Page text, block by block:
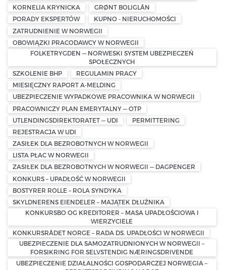
KORNELIA KRYNICKA
GRØNT BOLIGLÅN
PORADY EKSPERTÓW
KUPNO - NIERUCHOMOŚCI
ZATRUDNIENIE W NORWEGII
OBOWIĄZKI PRACODAWCY W NORWEGII
FOLKETRYGDEN — NORWESKI SYSTEM UBEZPIECZEŃ
SPOŁECZNYCH
SZKOLENIE BHP
REGULAMIN PRACY
MIESIĘCZNY RAPORT A-MELDING
UBEZPIECZENIE WYPADKOWE PRACOWNIKA W NORWEGII
PRACOWNICZY PLAN EMERYTALNY — OTP
UTLENDINGSDIREKTORATET — UDI
PERMITTERING
REJESTRACJA W UDI
ZASIŁEK DLA BEZROBOTNYCH W NORWEGII
LISTA PŁAC W NORWEGII
ZASIŁEK DLA BEZROBOTNYCH W NORWEGII — DAGPENGER
KONKURS – UPADŁOŚĆ W NORWEGII
BOSTYRER ROLLE – ROLA SYNDYKA
SKYLDNERENS EIENDELER – MAJĄTEK DŁUŻNIKA
KONKURSBO OG KREDITORER – MASA UPADŁOŚCIOWA I
WIERZYCIELE
KONKURSRÅDET NORGE – RADA DS. UPADŁOŚCI W NORWEGII
UBEZPIECZENIE DLA SAMOZATRUDNIONYCH W NORWEGII –
FORSIKRING FOR SELVSTENDIG NÆRINGSDRIVENDE
UBEZPIECZENIE DZIAŁALNOŚCI GOSPODARCZEJ NORWEGIA –